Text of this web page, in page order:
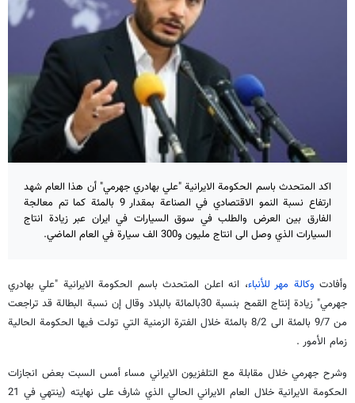
اکد المتحدث باسم الحكومة الايرانية "علي بهادري جهرمي" أن هذا العام شهد
ارتفاع نسبة النمو الاقتصادي في الصناعة بمقدار 9 بالمئة كما تم معالجة
الفارق بين العرض والطلب في سوق السيارات في ايران عبر زيادة انتاج
السيارات الذي وصل الى انتاج مليون و300 الف سيارة في العام الماضي.
وأفادت وكالة مهر للأنباء، انه اعلن المتحدث باسم الحكومة الايرانية "علي بهادري
جهرمي" زيادة إنتاج القمح بنسبة 30بالمائة بالبلاد وقال إن نسبة البطالة قد تراجعت
من 9/7 بالمئة الى 8/2 بالمئة خلال الفترة الزمنية التي تولت فيها الحكومة الحالية
زمام الأمور .
وشرح جهرمي خلال مقابلة مع التلفزيون الايراني مساء أمس السبت بعض انجازات
الحكومة الايرانية خلال العام الايراني الحالي الذي شارف على نهايته (ينتهي في 21